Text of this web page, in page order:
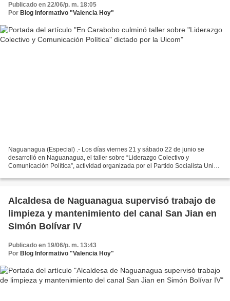
Publicado en 22/06/p. m. 18:05
Por Blog Informativo "Valencia Hoy"
Naguanagua (Especial) .- Los días viernes 21 y sábado 22 de junio se
desarrolló en Naguanagua, el taller sobre “Liderazgo Colectivo y
Comunicación Política”, actividad organizada por el Partido Socialista Unido
Alcaldesa de Naguanagua supervisó trabajo de
limpieza y mantenimiento del canal San Jian en
Simón Bolívar IV
Publicado en 19/06/p. m. 13:43
Por Blog Informativo "Valencia Hoy"